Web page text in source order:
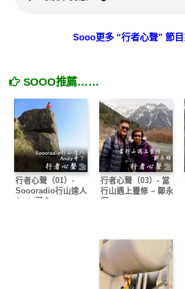
Sooo更多 “行者心聲” 節目
SOOO推薦……
行者心聲（01）-
Soooradio行山達人
Andy哥？
行者心聲（03）- 當
行山遇上靈修 – 鄭永
輝